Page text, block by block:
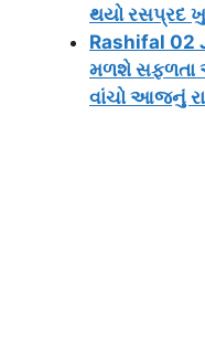
થયો રસપ્રદ
Rashifal 02
મળશે સફળતા
વાંચો આજનું